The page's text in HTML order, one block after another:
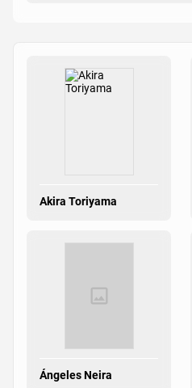
Akira Toriyama
Ángeles Neira